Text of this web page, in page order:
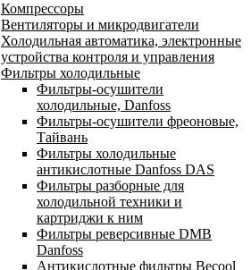
Компрессоры
Вентиляторы и микродвигатели
Холодильная автоматика, электронные
устройства контроля и управления
Фильтры холодильные
Фильтры-осушители
холодильные, Danfoss
Фильтры-осушители фреоновые,
Тайвань
Фильтры холодильные
антикислотные Danfoss DAS
Фильтры разборные для
холодильной техники и
картриджи к ним
Фильтры реверсивные DMB
Danfoss
Антикислотные фильтры Becool